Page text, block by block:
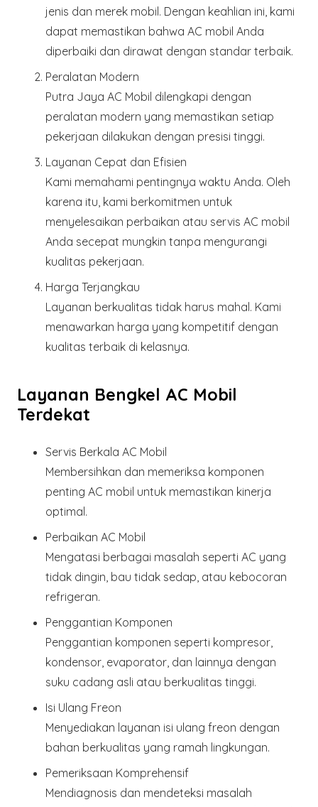
jenis dan merek mobil. Dengan keahlian ini, kami
dapat memastikan bahwa AC mobil Anda
diperbaiki dan dirawat dengan standar terbaik.
Peralatan Modern
Putra Jaya AC Mobil dilengkapi dengan
peralatan modern yang memastikan setiap
pekerjaan dilakukan dengan presisi tinggi.
Layanan Cepat dan Efisien
Kami memahami pentingnya waktu Anda. Oleh
karena itu, kami berkomitmen untuk
menyelesaikan perbaikan atau servis AC mobil
Anda secepat mungkin tanpa mengurangi
kualitas pekerjaan.
Harga Terjangkau
Layanan berkualitas tidak harus mahal. Kami
menawarkan harga yang kompetitif dengan
kualitas terbaik di kelasnya.
Layanan Bengkel AC Mobil
Terdekat
Servis Berkala AC Mobil
Membersihkan dan memeriksa komponen
penting AC mobil untuk memastikan kinerja
optimal.
Perbaikan AC Mobil
Mengatasi berbagai masalah seperti AC yang
tidak dingin, bau tidak sedap, atau kebocoran
refrigeran.
Penggantian Komponen
Penggantian komponen seperti kompresor,
kondensor, evaporator, dan lainnya dengan
suku cadang asli atau berkualitas tinggi.
Isi Ulang Freon
Menyediakan layanan isi ulang freon dengan
bahan berkualitas yang ramah lingkungan.
Pemeriksaan Komprehensif
Mendiagnosis dan mendeteksi masalah